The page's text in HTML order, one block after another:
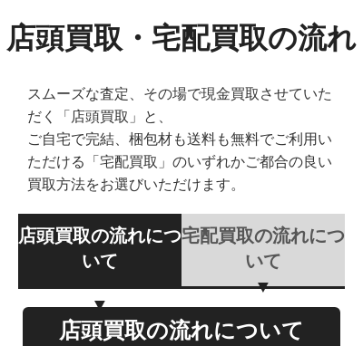
店頭買取・宅配買取の流れ
スムーズな査定、その場で現金買取させていた
だく「店頭買取」と、
ご自宅で完結、梱包材も送料も無料でご利用い
ただける「宅配買取」のいずれかご都合の良い
買取方法をお選びいただけます。
店頭買取の流れにつ
いて
宅配買取の流れにつ
いて
店頭買取の流れについて